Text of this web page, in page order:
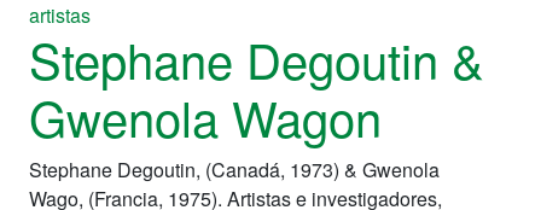
artistas
Stephane Degoutin &
Gwenola Wagon
Stephane Degoutin, (Canadá, 1973) & Gwenola
Wago, (Francia, 1975). Artistas e investigadores,